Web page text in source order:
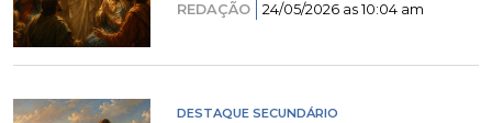
REDAÇÃO 24/05/2026 as 10:04 am
DESTAQUE SECUNDÁRIO